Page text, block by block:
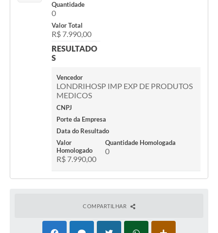
Quantidade
0
Valor Total
R$ 7.990,00
RESULTADO
S
Vencedor
LONDRIHOSP IMP EXP DE PRODUTOS
MEDICOS
CNPJ
Porte da Empresa
Data do Resultado
Valor
Homologado
R$ 7.990,00
Quantidade Homologada
0
COMPARTILHAR